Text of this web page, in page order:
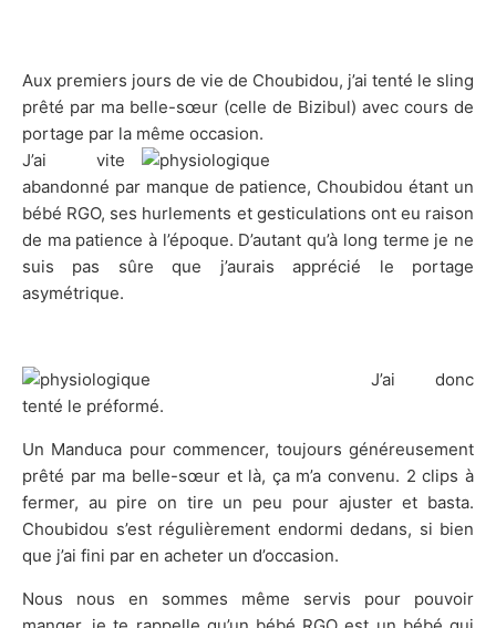
Aux premiers jours de vie de Choubidou, j’ai tenté le sling
prêté par ma belle-sœur (celle de Bizibul) avec cours de
portage par la même occasion.
J’ai vite
abandonné par manque de patience, Choubidou étant un
bébé RGO, ses hurlements et gesticulations ont eu raison
de ma patience à l’époque. D’autant qu’à long terme je ne
suis pas sûre que j’aurais apprécié le portage
asymétrique.
J’ai donc
tenté le préformé.
Un Manduca pour commencer, toujours généreusement
prêté par ma belle-sœur et là, ça m’a convenu. 2 clips à
fermer, au pire on tire un peu pour ajuster et basta.
Choubidou s’est régulièrement endormi dedans, si bien
que j’ai fini par en acheter un d’occasion.
Nous nous en sommes même servis pour pouvoir